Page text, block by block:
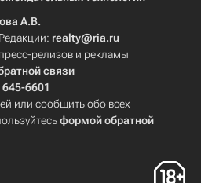
А.В.
realty@ria.ru
релизов и рекламы
связи
6601
или сообщить обо всех
формой обратной